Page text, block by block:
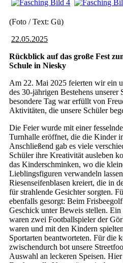
(Foto / Text: Gü)
22.05.2025
Rückblick auf das große Fest
Schule in Niesky
Am 22. Mai 2025 feierten wir ein
des 30-jährigen Bestehens
besondere Tag war erfüllt von
Aktivitäten, die unsere Schüler
Die Feier wurde mit einer
Turnhalle eröffnet, die die Kinder
Anschließend gab es viele
Schüler ihre Kreativität ausleben
das Kinderschminken, wo die
Lieblingsfiguren verwandeln
Riesenseifenblasen kreiert, die in
für strahlende Gesichter sorgten.
ebenfalls gesorgt: Beim
Geschick unter Beweis stellen.
waren zwei Footballspieler der
waren und mit den Kindern
Sportarten beantworteten. Für die
zwischendurch bot unsere
Auswahl an leckeren Speisen.